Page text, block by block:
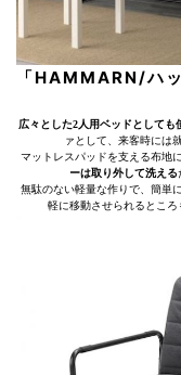
「HAMMARN/ハ
広々とした2人用ベッドとしても
ァとして、来客時には
マットレスパッドを支える布地
ーは取り外して洗える
無駄のない軽量な作りで、簡単
軽に移動させられるところ